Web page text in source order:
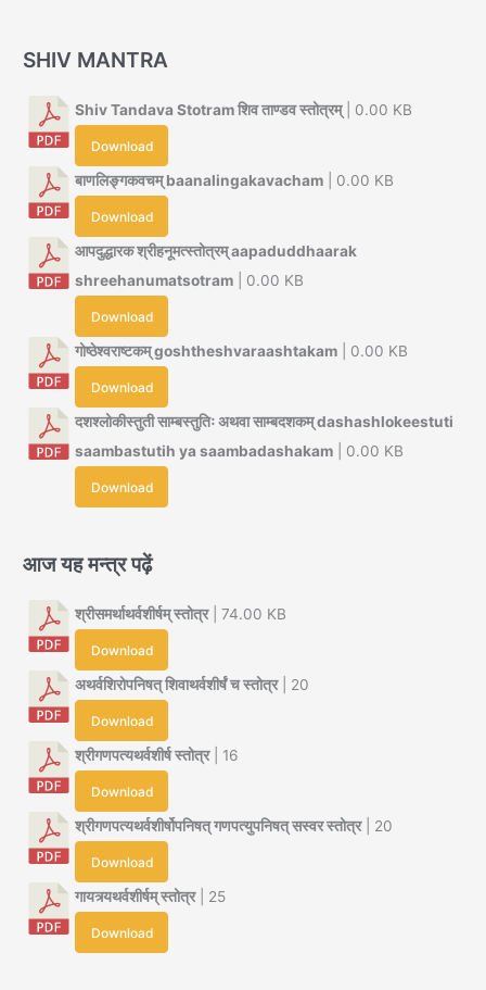
SHIV MANTRA
Shiv Tandava Stotram शिव ताण्डव स्तोत्रम्| 0.00 KB
Download
बाणलिङ्गकवचम् baanalingakavacham | 0.00 KB
Download
आपदुद्धारक श्रीहनूमत्स्तोत्रम् aapaduddhaarak
shreehanumatsotram | 0.00 KB
Download
गोष्ठेश्वराष्टकम् goshtheshvaraashtakam | 0.00 KB
Download
दशश्लोकीस्तुती साम्बस्तुतिः अथवा साम्बदशकम् dashashlokeestuti
saambastutih ya saambadashakam | 0.00 KB
Download
आज यह मन्त्र पढ़ें
श्रीसमर्थाथर्वशीर्षम् स्तोत्र| 74.00 KB
Download
अथर्वशिरोपनिषत् शिवाथर्वशीर्षं च स्तोत्र| 20
Download
श्रीगणपत्यथर्वशीर्ष स्तोत्र| 16
Download
श्रीगणपत्यथर्वशीर्षोपनिषत् गणपत्युपनिषत् सस्वर स्तोत्र| 20
Download
गायत्र्यथर्वशीर्षम् स्तोत्र| 25
Download